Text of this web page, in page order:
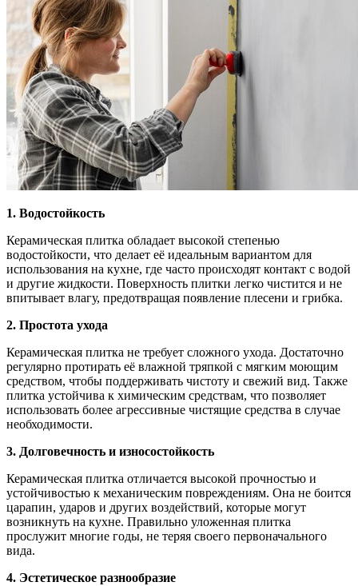
1. Водостойкость
Керамическая плитка обладает высокой степенью
водостойкости, что делает её идеальным вариантом для
использования на кухне, где часто происходят контакт с водой
и другие жидкости. Поверхность плитки легко чистится и не
впитывает влагу, предотвращая появление плесени и грибка.
2. Простота ухода
Керамическая плитка не требует сложного ухода. Достаточно
регулярно протирать её влажной тряпкой с мягким моющим
средством, чтобы поддерживать чистоту и свежий вид. Также
плитка устойчива к химическим средствам, что позволяет
использовать более агрессивные чистящие средства в случае
необходимости.
3. Долговечность и износостойкость
Керамическая плитка отличается высокой прочностью и
устойчивостью к механическим повреждениям. Она не боится
царапин, ударов и других воздействий, которые могут
возникнуть на кухне. Правильно уложенная плитка
прослужит многие годы, не теряя своего первоначального
вида.
4. Эстетическое разнообразие